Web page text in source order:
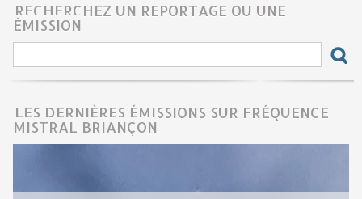
RECHERCHEZ UN REPORTAGE OU UNE
ÉMISSION
LES DERNIÈRES ÉMISSIONS SUR FRÉQUENCE
MISTRAL BRIANÇON